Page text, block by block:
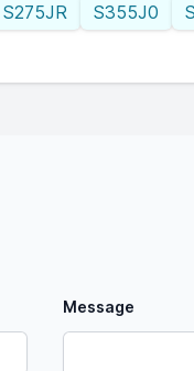
S275JR S355J0
Message